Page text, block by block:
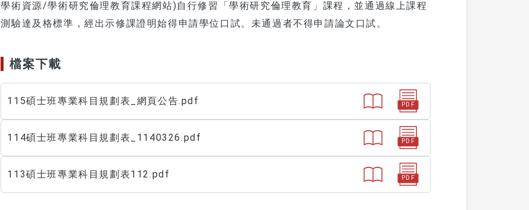
學術資源/學術研究倫理教育課程網站)自行修習「學術研究倫理教育」課程，並通過線上課程
測驗達及格標準，經出示修課證明始得申請學位口試。未通過者不得申請論文口試。
檔案下載
115碩士班專業科目規劃表_網頁公告.pdf PDF
114碩士班專業科目規劃表_1140326.pdf PDF
113碩士班專業科目規劃表112.pdf PDF